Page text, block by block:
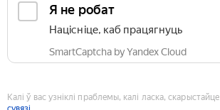
Я не робат
Націсніце, каб працягнуць
SmartCaptcha by Yandex Cloud
Калі ў вас узніклі праблемы, калі ласка, скарыстайце